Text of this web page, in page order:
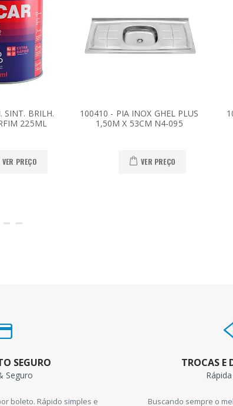
SINT. BRILH.
225ML
VER PREÇO
100410 - PIA INOX GHEL PLUS
1,50M X 53CM N4-095
VER PREÇO
SEGURO
Seguro
boleto. Rápido simples e
TROCAS E
Buscando sempre o